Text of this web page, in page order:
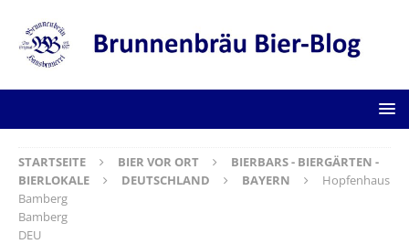
STARTSEITE BIER VOR ORT
BIERBARS - BIERGÄRTEN -
BIERLOKALE
DEUTSCHLAND BAYERN
Hopfenhaus
Bamberg
Bamberg
DEU